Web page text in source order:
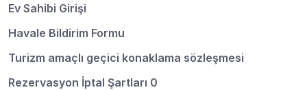
Ev Sahibi Girişi
Havale Bildirim Formu
Turizm amaçlı geçici konaklama sözleşmesi
Rezervasyon İptal Şartları 0